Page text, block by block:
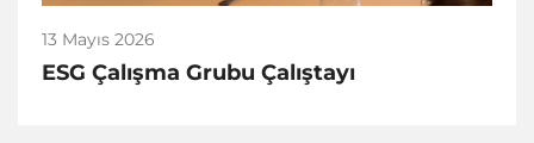
13 Mayıs 2026
ESG Çalışma Grubu Çalıştayı